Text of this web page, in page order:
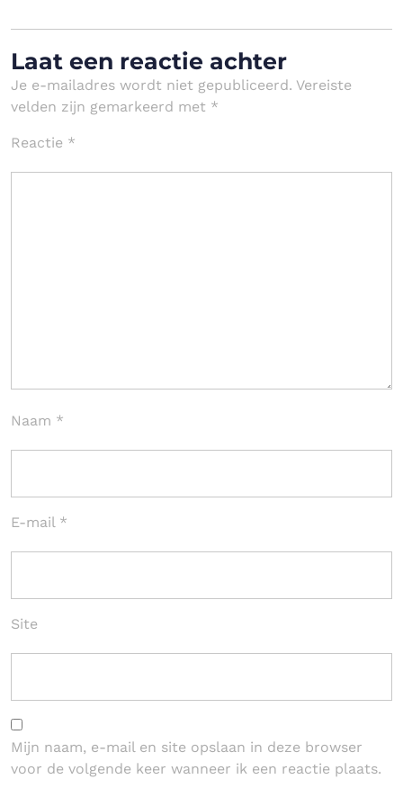
Laat een reactie achter
Je e-mailadres wordt niet gepubliceerd. Vereiste
velden zijn gemarkeerd met *
Reactie *
Naam *
E-mail *
Site
Mijn naam, e-mail en site opslaan in deze browser
voor de volgende keer wanneer ik een reactie plaats.